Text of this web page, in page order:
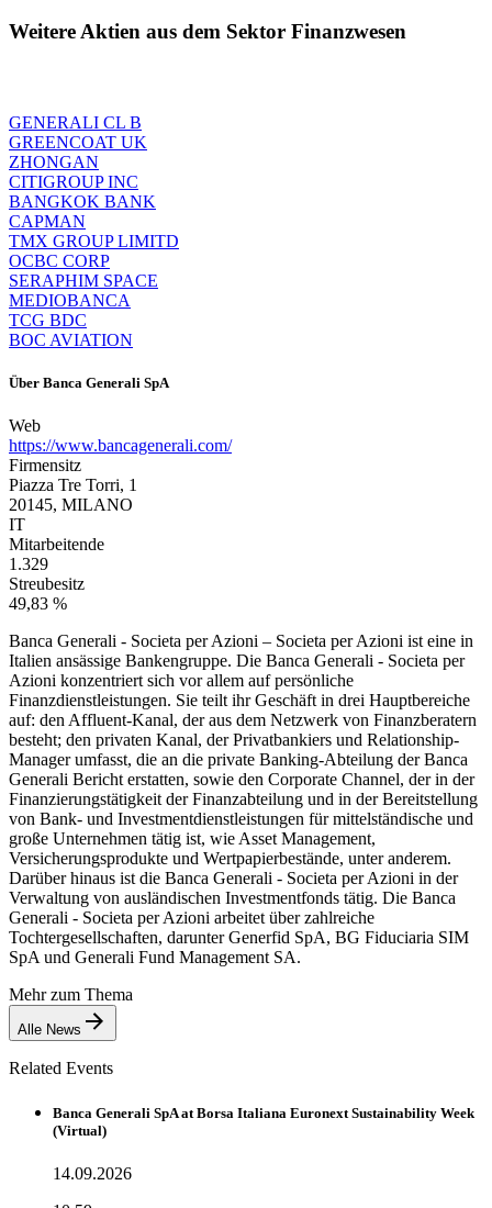
Weitere Aktien aus dem Sektor Finanzwesen
GENERALI CL B
GREENCOAT UK
ZHONGAN
CITIGROUP INC
BANGKOK BANK
CAPMAN
TMX GROUP LIMITD
OCBC CORP
SERAPHIM SPACE
MEDIOBANCA
TCG BDC
BOC AVIATION
Über Banca Generali SpA
Web
https://www.bancagenerali.com/
Firmensitz
Piazza Tre Torri, 1
20145, MILANO
IT
Mitarbeitende
1.329
Streubesitz
49,83 %
Banca Generali - Societa per Azioni – Societa per Azioni ist eine in
Italien ansässige Bankengruppe. Die Banca Generali - Societa per
Azioni konzentriert sich vor allem auf persönliche
Finanzdienstleistungen. Sie teilt ihr Geschäft in drei Hauptbereiche
auf: den Affluent-Kanal, der aus dem Netzwerk von Finanzberatern
besteht; den privaten Kanal, der Privatbankiers und Relationship-
Manager umfasst, die an die private Banking-Abteilung der Banca
Generali Bericht erstatten, sowie den Corporate Channel, der in der
Finanzierungstätigkeit der Finanzabteilung und in der Bereitstellung
von Bank- und Investmentdienstleistungen für mittelständische und
große Unternehmen tätig ist, wie Asset Management,
Versicherungsprodukte und Wertpapierbestände, unter anderem.
Darüber hinaus ist die Banca Generali - Societa per Azioni in der
Verwaltung von ausländischen Investmentfonds tätig. Die Banca
Generali - Societa per Azioni arbeitet über zahlreiche
Tochtergesellschaften, darunter Generfid SpA, BG Fiduciaria SIM
SpA und Generali Fund Management SA.
Mehr zum Thema
Alle News
Related Events
Banca Generali SpA at Borsa Italiana Euronext Sustainability Week
(Virtual)
14.09.2026